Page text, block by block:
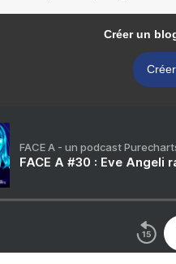
Créer un
FACE A - un podcast
FACE A #30 : Eve Angeli